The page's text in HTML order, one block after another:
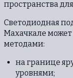
пространства
Светодиодная
Махачкале
методами:
на границе
уровнями;